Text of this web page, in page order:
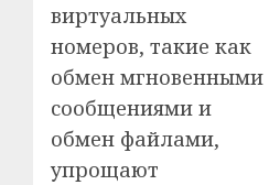
виртуальных
номеров, такие как
обмен мгновенными
сообщениями и
обмен файлами,
упрощают